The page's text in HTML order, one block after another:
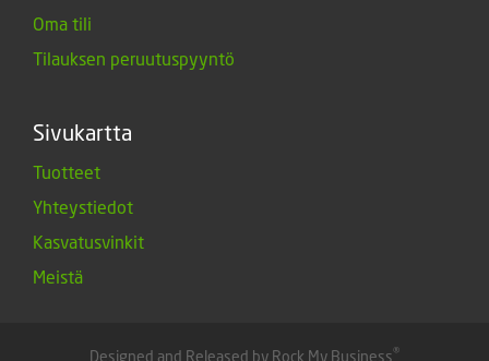
Oma tili
Tilauksen peruutuspyyntö
Sivukartta
Tuotteet
Yhteystiedot
Kasvatusvinkit
Meistä
Designed and Released by Rock My Business®